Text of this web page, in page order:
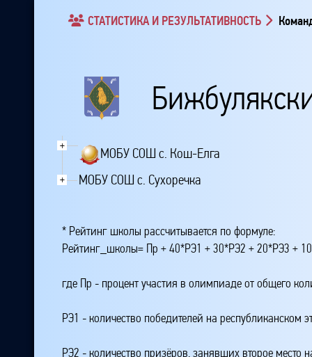
СТАТИСТИКА И РЕЗУЛЬТАТИВНОСТЬ
+
МОБУ СОШ с. Кош-Елга
+ МОБУ СОШ с. Сухоречка
* Рейтинг школы рассчитывается по формуле:
Рейтинг_школы= Пр + 40*РЭ1 + 30*РЭ2 + 20*РЭ3 +
где Пр - процент участия в олимпиаде от общего
РЭ1 - количество победителей на республиканском
РЭ2 - количество призёров, занявших второе место